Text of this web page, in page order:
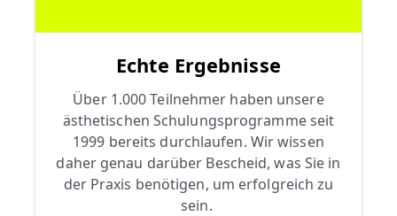
Echte Ergebnisse
Über 1.000 Teilnehmer haben unsere
ästhetischen Schulungsprogramme seit
1999 bereits durchlaufen. Wir wissen
daher genau darüber Bescheid, was Sie in
der Praxis benötigen, um erfolgreich zu
sein.